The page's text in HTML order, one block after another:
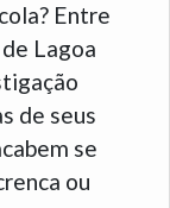
Entre
Lagoa
de seus
se
ou